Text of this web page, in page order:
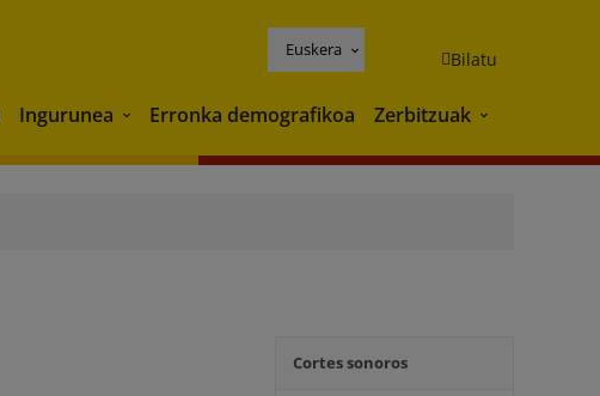
Euskera Bilatu
Ingurunea Ingurunea
Erronka demografikoa Zerbitzuak Zerbitzuak
Cortes sonoros